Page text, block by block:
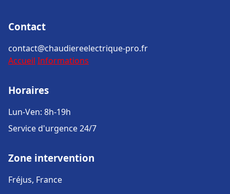
Contact
contact@chaudiereelectrique-pro.fr
Accueil Informations
Horaires
Lun-Ven: 8h-19h
Service d'urgence 24/7
Zone intervention
Fréjus, France